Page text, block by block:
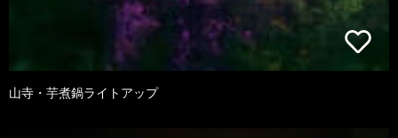
山寺・芋煮鍋ライトアップ